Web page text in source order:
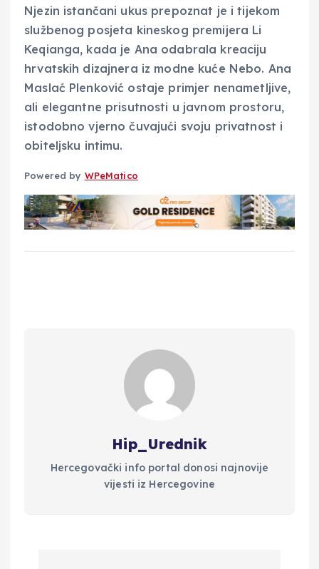
Njezin istančani ukus prepoznat je i tijekom
službenog posjeta kineskog premijera Li
Keqianga, kada je Ana odabrala kreaciju
hrvatskih dizajnera iz modne kuće Nebo. Ana
Maslać Plenković ostaje primjer nenametljive,
ali elegantne prisutnosti u javnom prostoru,
istodobno vjerno čuvajući svoju privatnost i
obiteljsku intimu.
Powered by WPeMatico
Hip_Urednik
Hercegovački info portal donosi najnovije
vijesti iz Hercegovine